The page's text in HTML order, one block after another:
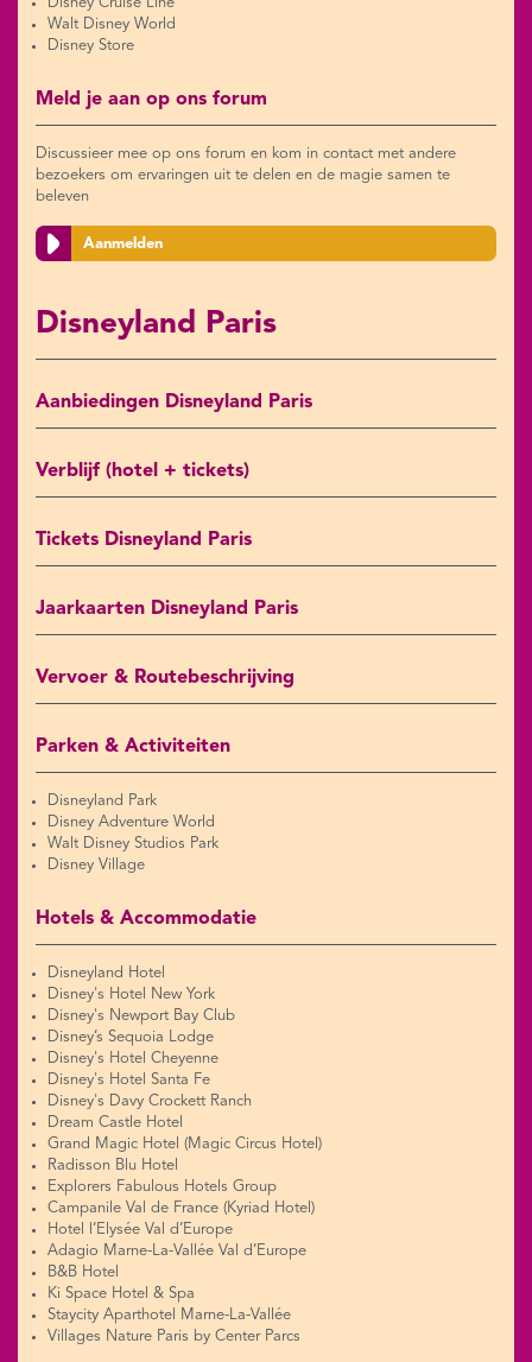
Disney Cruise Line
Walt Disney World
Disney Store
Meld je aan op ons forum
Discussieer mee op ons forum en kom in contact met andere
bezoekers om ervaringen uit te delen en de magie samen te
beleven
Aanmelden
Disneyland Paris
Aanbiedingen Disneyland Paris
Verblijf (hotel + tickets)
Tickets Disneyland Paris
Jaarkaarten Disneyland Paris
Vervoer & Routebeschrijving
Parken & Activiteiten
Disneyland Park
Disney Adventure World
Walt Disney Studios Park
Disney Village
Hotels & Accommodatie
Disneyland Hotel
Disney's Hotel New York
Disney's Newport Bay Club
Disney’s Sequoia Lodge
Disney's Hotel Cheyenne
Disney's Hotel Santa Fe
Disney's Davy Crockett Ranch
Dream Castle Hotel
Grand Magic Hotel (Magic Circus Hotel)
Radisson Blu Hotel
Explorers Fabulous Hotels Group
Campanile Val de France (Kyriad Hotel)
Hotel l’Elysée Val d’Europe
Adagio Marne-La-Vallée Val d’Europe
B&B Hotel
Ki Space Hotel & Spa
Staycity Aparthotel Marne-La-Vallée
Villages Nature Paris by Center Parcs